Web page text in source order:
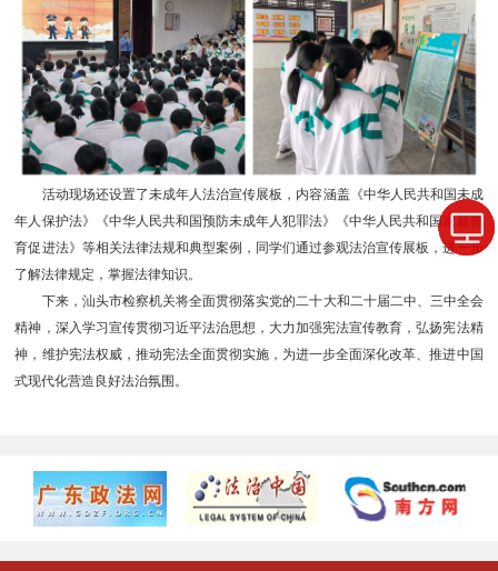
活动现场还设置了未成年人法治宣传展板，内容涵盖《中华人民共和国未成
年人保护法》《中华人民共和国预防未成年人犯罪法》《中华人民共和国家庭教
育促进法》等相关法律法规和典型案例，同学们通过参观法治宣传展板，进一步
了解法律规定，掌握法律知识。
下来，汕头市检察机关将全面贯彻落实党的二十大和二十届二中、三中全会
精神，深入学习宣传贯彻习近平法治思想，大力加强宪法宣传教育，弘扬宪法精
神，维护宪法权威，推动宪法全面贯彻实施，为进一步全面深化改革、推进中国
式现代化营造良好法治氛围。